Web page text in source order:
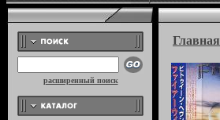
расширенный поиск
Главная